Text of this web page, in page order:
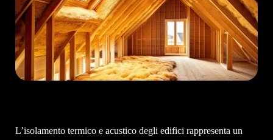
L’isolamento termico e acustico degli edifici rappresenta un